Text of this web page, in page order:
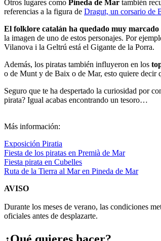
Otros lugares como Pineda de Mar también
referencias a la figura de Dragut, un corsario de
El folklore catalán ha quedado muy marcado
la imagen de uno de estos personajes. Por
Vilanova i la Geltrú está el Gigante de la Porra.
Además, los piratas también influyeron en los
o de Munt y de Baix o de Mar, esto quiere decir
Seguro que te ha despertado la curiosidad por
pirata? Igual acabas encontrando un tesoro…
Más información:
Exposición Piratia
Fiesta de los piratas en Premià de Mar
Fiesta pirata en Cubelles
Ruta de la Tierra al Mar en Pineda de Mar
AVISO
Durante los meses de verano, las condiciones
oficiales antes de desplazarte.